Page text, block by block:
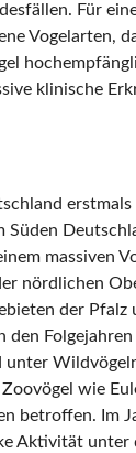
Für
Vogelarten,
klinische
Süden
massiven
nördlichen
der Pfalz
den
wie
betroffen. Im
Aktivität unter